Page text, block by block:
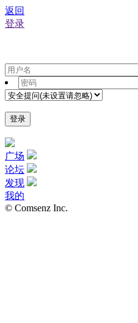
返回
登录
登录
广场
论坛
发现
我的
© Comsenz Inc.